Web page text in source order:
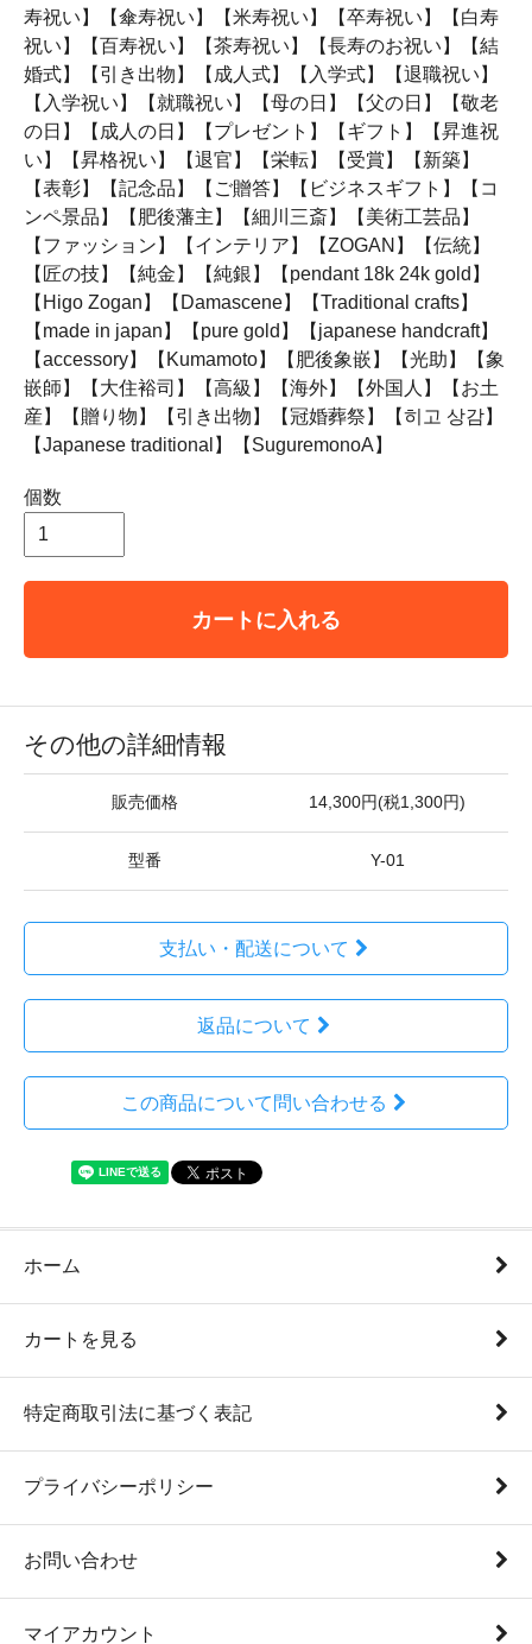
寿祝い】【傘寿祝い】【米寿祝い】【卒寿祝い】【白寿
祝い】【百寿祝い】【茶寿祝い】【長寿のお祝い】【結
婚式】【引き出物】【成人式】【入学式】【退職祝い】
【入学祝い】【就職祝い】【母の日】【父の日】【敬老
の日】【成人の日】【プレゼント】【ギフト】【昇進祝
い】【昇格祝い】【退官】【栄転】【受賞】【新築】
【表彰】【記念品】【ご贈答】【ビジネスギフト】【コ
ンペ景品】【肥後藩主】【細川三斎】【美術工芸品】
【ファッション】【インテリア】【ZOGAN】【伝統】
【匠の技】【純金】【純銀】【pendant 18k 24k gold】
【Higo Zogan】【Damascene】【Traditional crafts】
【made in japan】【pure gold】【japanese handcraft】
【accessory】【Kumamoto】【肥後象嵌】【光助】【象
嵌師】【大住裕司】【高級】【海外】【外国人】【お土
産】【贈り物】【引き出物】【冠婚葬祭】【히고 상감】
【Japanese traditional】【SuguremonoA】
個数
カートに入れる
その他の詳細情報
販売価格 14,300円(税1,300円)
型番 Y-01
支払い・配送について
返品について
この商品について問い合わせる
ホーム
カートを見る
特定商取引法に基づく表記
プライバシーポリシー
お問い合わせ
マイアカウント